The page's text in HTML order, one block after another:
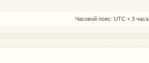
Часовой пояс: UTC + 3 часа